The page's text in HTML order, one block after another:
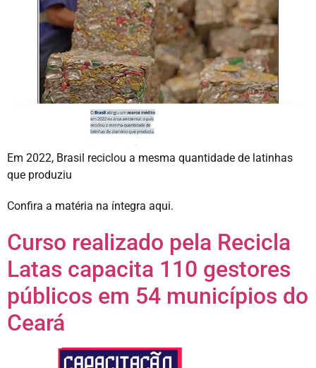
Em 2022, Brasil reciclou a mesma quantidade de latinhas
que produziu
Confira a matéria na íntegra aqui.
Curso realizado pela Recicla
Latas capacita 110 gestores
públicos em 54 municípios do
Ceará